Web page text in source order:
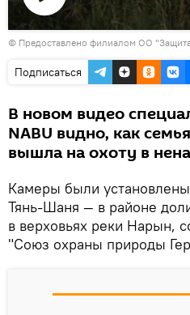
Воспроизвести
видео
© Предоставлено филиалом ОО
Подписаться
В новом видео
NABU видно, как
вышла на охоту в
Камеры были
Тянь-Шаня — в районе
в верховьях реки Нарын,
"Союз охраны природы